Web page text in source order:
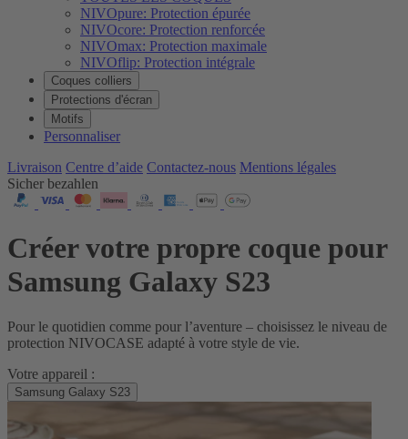
NIVOpure: Protection épurée
NIVOcore: Protection renforcée
NIVOmax: Protection maximale
NIVOflip: Protection intégrale
Coques colliers
Protections d'écran
Motifs
Personnaliser
Livraison Centre d’aide Contactez‑nous Mentions légales
Sicher bezahlen
Créer votre propre coque pour
Samsung Galaxy S23
Pour le quotidien comme pour l’aventure – choisissez le niveau de
protection NIVOCASE adapté à votre style de vie.
Votre appareil :
Samsung Galaxy S23